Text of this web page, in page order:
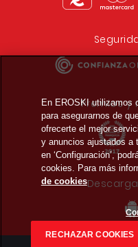
Premios y
En EROSKI utilizamos
para asegurarnos de
ofrecerte el mejor
y anuncios ajustados a
en ‘Configuración’,
cookies. Para más
de cookies
RECHAZAR COOKIES